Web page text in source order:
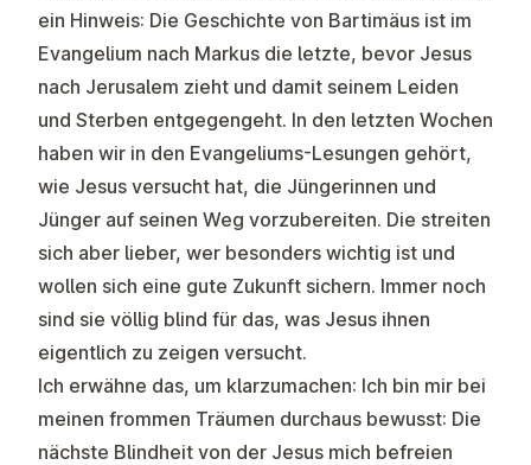
ein Hinweis: Die Geschichte von Bartimäus ist im
Evangelium nach Markus die letzte, bevor Jesus
nach Jerusalem zieht und damit seinem Leiden
und Sterben entgegengeht. In den letzten Wochen
haben wir in den Evangeliums-Lesungen gehört,
wie Jesus versucht hat, die Jüngerinnen und
Jünger auf seinen Weg vorzubereiten. Die streiten
sich aber lieber, wer besonders wichtig ist und
wollen sich eine gute Zukunft sichern. Immer noch
sind sie völlig blind für das, was Jesus ihnen
eigentlich zu zeigen versucht.
Ich erwähne das, um klarzumachen: Ich bin mir bei
meinen frommen Träumen durchaus bewusst: Die
nächste Blindheit von der Jesus mich befreien